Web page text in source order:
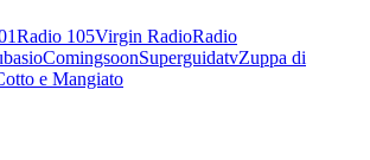
Radio 105Virgin RadioRadio
ComingsoonSuperguidatvZuppa di
e Mangiato